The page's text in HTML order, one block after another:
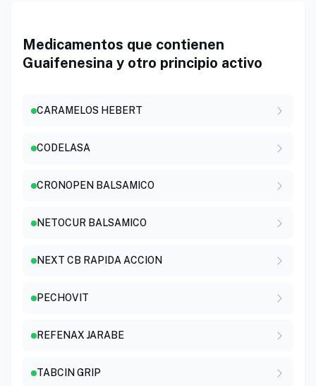
Medicamentos que contienen
Guaifenesina y otro principio activo
CARAMELOS HEBERT
CODELASA
CRONOPEN BALSAMICO
NETOCUR BALSAMICO
NEXT CB RAPIDA ACCION
PECHOVIT
REFENAX JARABE
TABCIN GRIP